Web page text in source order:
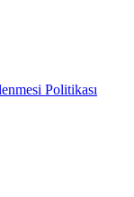
Politikası